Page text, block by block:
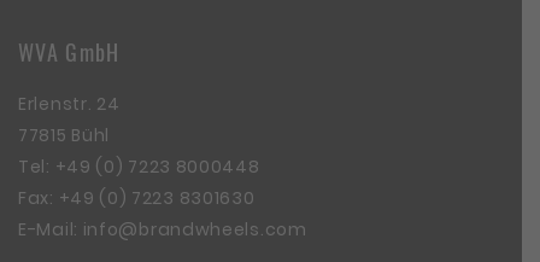
WVA GmbH
Erlenstr. 24
77815 Bühl
Tel: +49 (0) 7223 8000448
Fax: +49 (0) 7223 8301630
E-Mail: info@brandwheels.com